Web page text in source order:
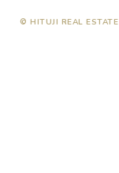
© HITUJI REAL ESTATE